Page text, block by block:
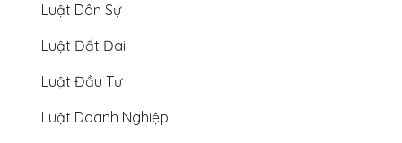
Luật Dân Sự
Luật Đất Đai
Luật Đầu Tư
Luật Doanh Nghiệp